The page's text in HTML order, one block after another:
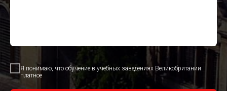
Я понимаю, что обучение в учебных заведениях Великобритании
платное